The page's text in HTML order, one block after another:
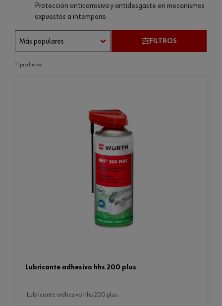
Protección anticorrosiva y antidesgaste en mecanismos
expuestos a intemperie
FILTROS
11 productos
lubricante adhesivo hhs 200 plus
lubricante adhesivo hhs 200 plus